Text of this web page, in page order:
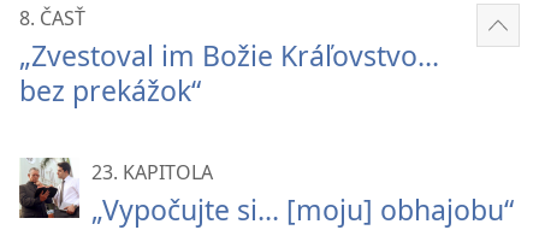
8. ČASŤ
„Zvestoval im Božie Kráľovstvo...
bez prekážok“
23. KAPITOLA
„Vypočujte si... [moju] obhajobu“